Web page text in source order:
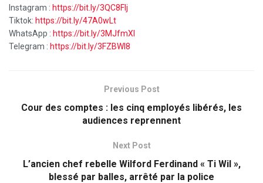
Instagram : https://bit.ly/3QC8FIj
Tiktok: https://bit.ly/47A0wLt
WhatsApp : https://bit.ly/3MJfmXI
Telegram : https://bit.ly/3FZBWI8
Previous Post
Cour des comptes : les cinq employés libérés, les
audiences reprennent
Next Post
L’ancien chef rebelle Wilford Ferdinand « Ti Wil »,
blessé par balles, arrêté par la police